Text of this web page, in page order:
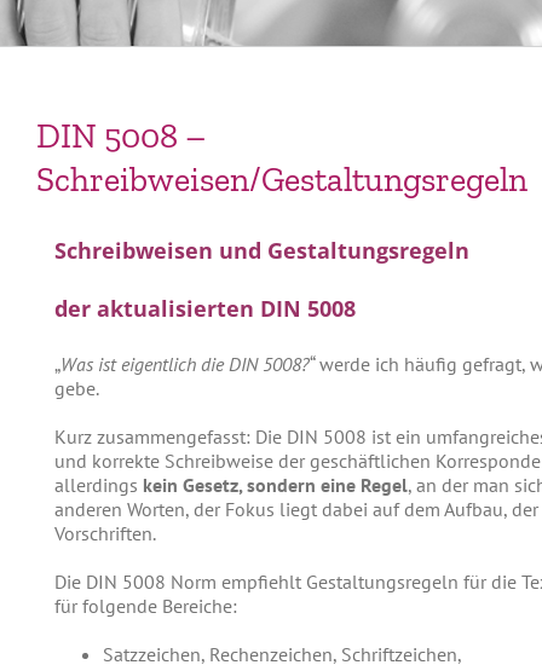
DIN 5008 –
Schreibweisen/Gestaltungsregeln
Schreibweisen und Gestaltungsregeln
der aktualisierten DIN 5008
„Was ist eigentlich die DIN 5008?“ werde ich häufig gefragt,
gebe.
Kurz zusammengefasst: Die DIN 5008 ist ein
und korrekte Schreibweise der geschäftlichen
allerdings kein Gesetz, sondern eine Regel, an der man
anderen Worten, der Fokus liegt dabei auf dem Aufbau,
Vorschriften.
Die DIN 5008 Norm empfiehlt Gestaltungsregeln für die
für folgende Bereiche:
Satzzeichen, Rechenzeichen, Schriftzeichen,